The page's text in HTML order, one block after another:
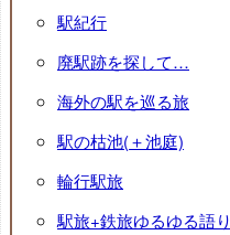
駅紀行
廃駅跡を探して…
海外の駅を巡る旅
駅の枯池(＋池庭)
輪行駅旅
駅旅+鉄旅ゆるゆる語り